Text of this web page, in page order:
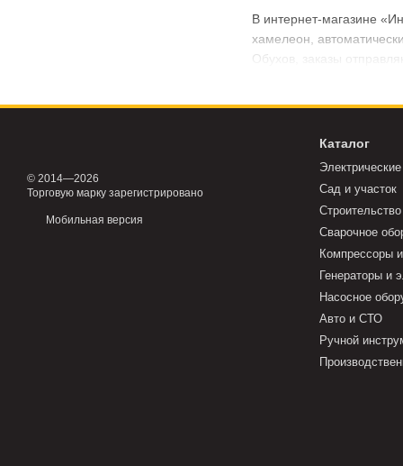
В интернет-магазине
хамелеон,
Обухов, заказы
© 2014—2026
Торговую марку зарегистрировано
Мобильная версия
Каталог
Сад и участок
Сварочное
Компрессоры
Генераторы и
Насосное
Авто и СТО
Ручной